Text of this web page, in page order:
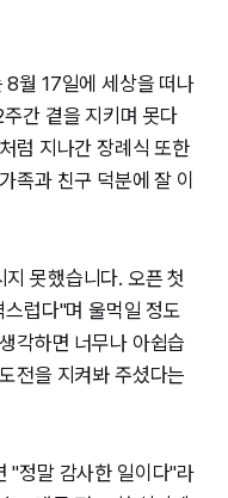
8월 17일에 세상을 떠나
간 곁을 지키며 못다
럼 지나간 장례식 또한
족과 친구 덕분에 잘 이
못했습니다. 오픈 첫
럽다"며 울먹일 정도
각하면 너무나 아쉽습
전을 지켜봐 주셨다는
"정말 감사한 일이다"라